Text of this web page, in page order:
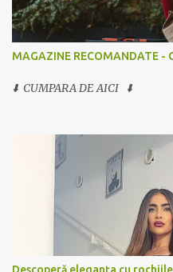
MAGAZINE RECOMANDATE -
⬇️ CUMPARA DE AICI ⬇️